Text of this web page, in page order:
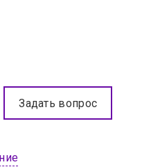
Задать вопрос